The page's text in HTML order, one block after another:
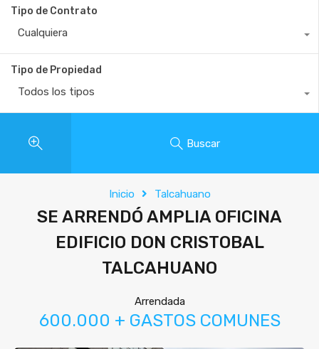
Tipo de Contrato
Cualquiera
Tipo de Propiedad
Todos los tipos
Buscar
Inicio Talcahuano
SE ARRENDÓ AMPLIA OFICINA
EDIFICIO DON CRISTOBAL
TALCAHUANO
Arrendada
600.000 + GASTOS COMUNES